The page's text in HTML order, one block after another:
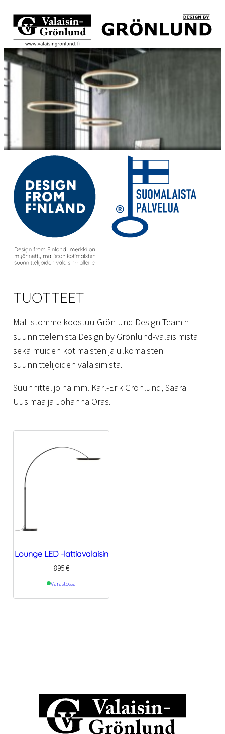
TUOTTEET
Mallistomme koostuu Grönlund Design Teamin
suunnittelemista Design by Grönlund-valaisimista
sekä muiden kotimaisten ja ulkomaisten
suunnittelijoiden valaisimista.
Suunnittelijoina mm. Karl-Erik Grönlund, Saara
Uusimaa ja Johanna Oras.
Lounge LED -lattiavalaisin
895€
Varastossa